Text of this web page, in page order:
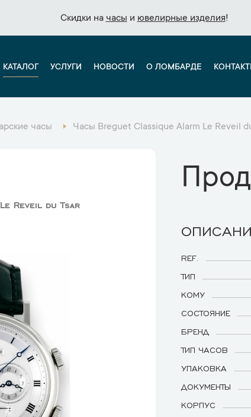
Скидки на часы и ювелирные изделия!
Скидки на часы и ювелирные изделия!
КАТАЛОГ УСЛУГИ НОВОСТИ О ЛОМБАРДЕ
часы Часы Breguet Classique Alarm Le Reveil
Reveil du Tsar
REF.
ТИП
КОМУ
СОСТОЯНИЕ
БРЕНД
ТИП ЧАСОВ
УПАКОВКА
ДОКУМЕНТЫ
КОРПУС